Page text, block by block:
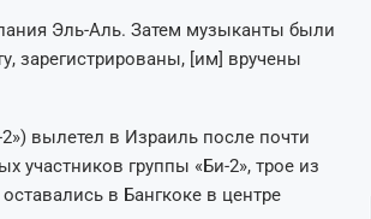
Эль-Аль. Затем музыканты были
зарегистрированы, [им] вручены
вылетел в Израиль после почти
участников группы «Би-2», трое из
в Бангкоке в центре